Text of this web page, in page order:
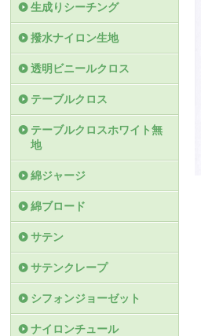
生成りシーチング
撥水ナイロン生地
透明ビニールクロス
テーブルクロス
テーブルクロスホワイト無
地
綿ジャージ
綿ブロード
サテン
サテンクレープ
シフォンジョーゼット
ナイロンチュール